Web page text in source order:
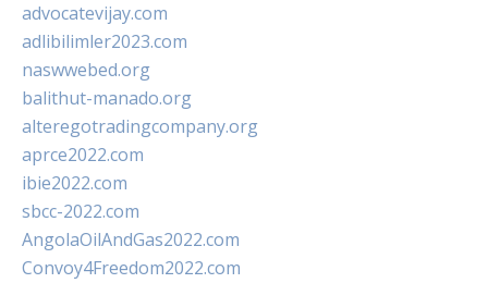
advocatevijay.com
adlibilimler2023.com
naswwebed.org
balithut-manado.org
alteregotradingcompany.org
aprce2022.com
ibie2022.com
sbcc-2022.com
AngolaOilAndGas2022.com
Convoy4Freedom2022.com